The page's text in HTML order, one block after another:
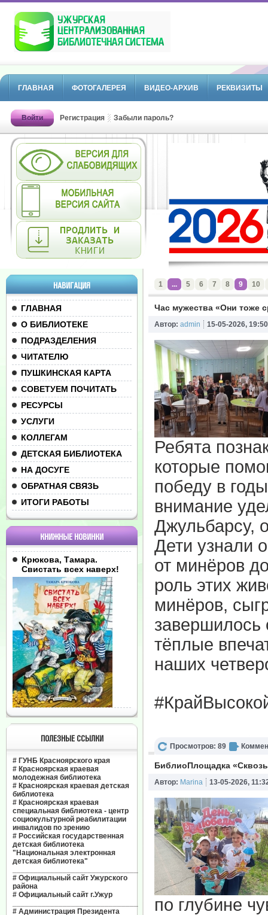
ГЛАВНАЯ ФОТОГАЛЕРЕЯ ВИДЕО-АРХИВ РЕКВИЗИТЫ
Войти Регистрация Забыли пароль?
НАВИГАЦИЯ
ГЛАВНАЯ
О БИБЛИОТЕКЕ
ПОДРАЗДЕЛЕНИЯ
ЧИТАТЕЛЮ
ПУШКИНСКАЯ КАРТА
СОВЕТУЕМ ПОЧИТАТЬ
РЕСУРСЫ
УСЛУГИ
КОЛЛЕГАМ
ДЕТСКАЯ БИБЛИОТЕКА
НА ДОСУГЕ
ОБРАТНАЯ СВЯЗЬ
ИТОГИ РАБОТЫ
КНИЖНЫЕ НОВИНКИ
Крюкова, Тамара.
Свистать всех наверх!
ПОЛЕЗНЫЕ ССЫЛКИ
# ГУНБ Красноярского края
# Красноярская краевая
молодежная библиотека
# Красноярская краевая детская
библиотека
# Красноярская краевая
специальная библиотека - центр
социокультурной реабилитации
инвалидов по зрению
# Российская государственная
детская библиотека
"Национальная электронная
детская библиотека"
# Официальный сайт Ужурского
района
# Официальный сайт г.Ужур
# Администрация Президента
1 ... 5 6 7 8 9 10
Час мужества «Они тоже
Автор: admin 15-05-2026, 19:50
Ребята
которые
победу в
внимание
Джульбарсу,
Дети узнали
от минёров
роль этих
минёров,
завершилось
тёплые
наших
Просмотров: 89
БиблиоПлощадка
Автор: Marina 13-05-2026,
по глубине